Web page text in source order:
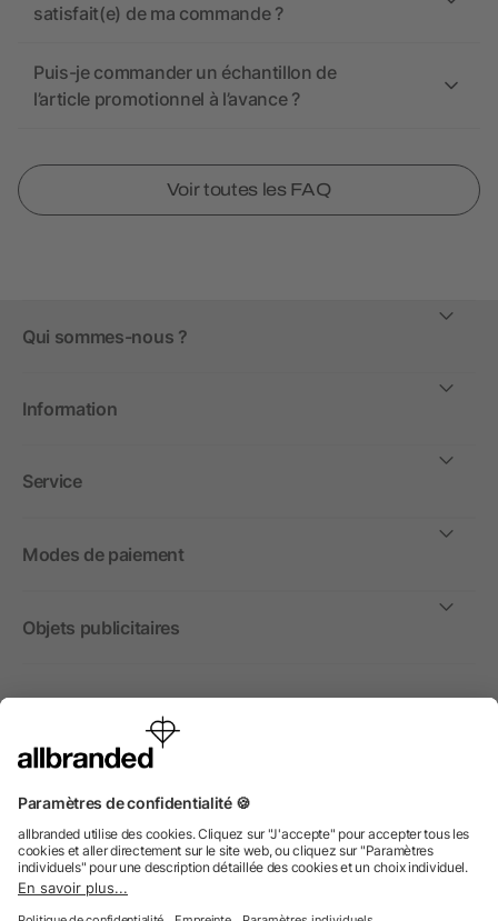
satisfait(e) de ma commande ?
Puis-je commander un échantillon de
l’article promotionnel à l’avance ?
Voir toutes les FAQ
Qui sommes-nous ?
Information
Service
Modes de paiement
Objets publicitaires
International